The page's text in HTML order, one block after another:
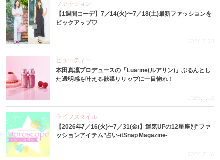
ファッション
【1週間コーデ】7／14(火)〜7／18(土)最新ファッションを
ピックアップ♡
2026.7.23
ビューティー
本田真凜プロデュースの「Luarine(ルアリン)」ぷるんとし
た透明感を叶える欲張りリップに一目惚れ！
2026.7.22
ライフスタイル
【2026年7／16(火)〜7／31(金)】運気UPの12星座別“ファ
ッションアイテム”占い-itSnap Magazine-
2026.7.16